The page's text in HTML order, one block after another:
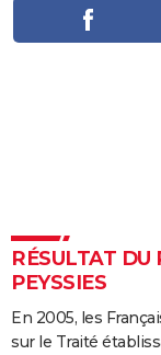
Destinations
Voyage nature
Voyage de noces
Dictionnaire
Biographies
Citations
Expressions
Proverbes
PROGRAMME TV
COPAINS D'AVANT
S'inscrire
Se connecter
Lycées
Collèges
Primaires
Universités
Entreprises
Service militaire
Avis de recherche
AVIS DE DÉCÈS
RÉSULTAT DU
PEYSSIES
En 2005, les
sur le Traité